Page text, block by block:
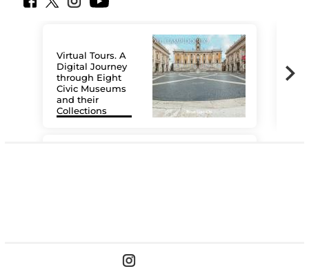
Virtual Tours. A
Digital Journey
through Eight
Civic Museums
and their
Collections